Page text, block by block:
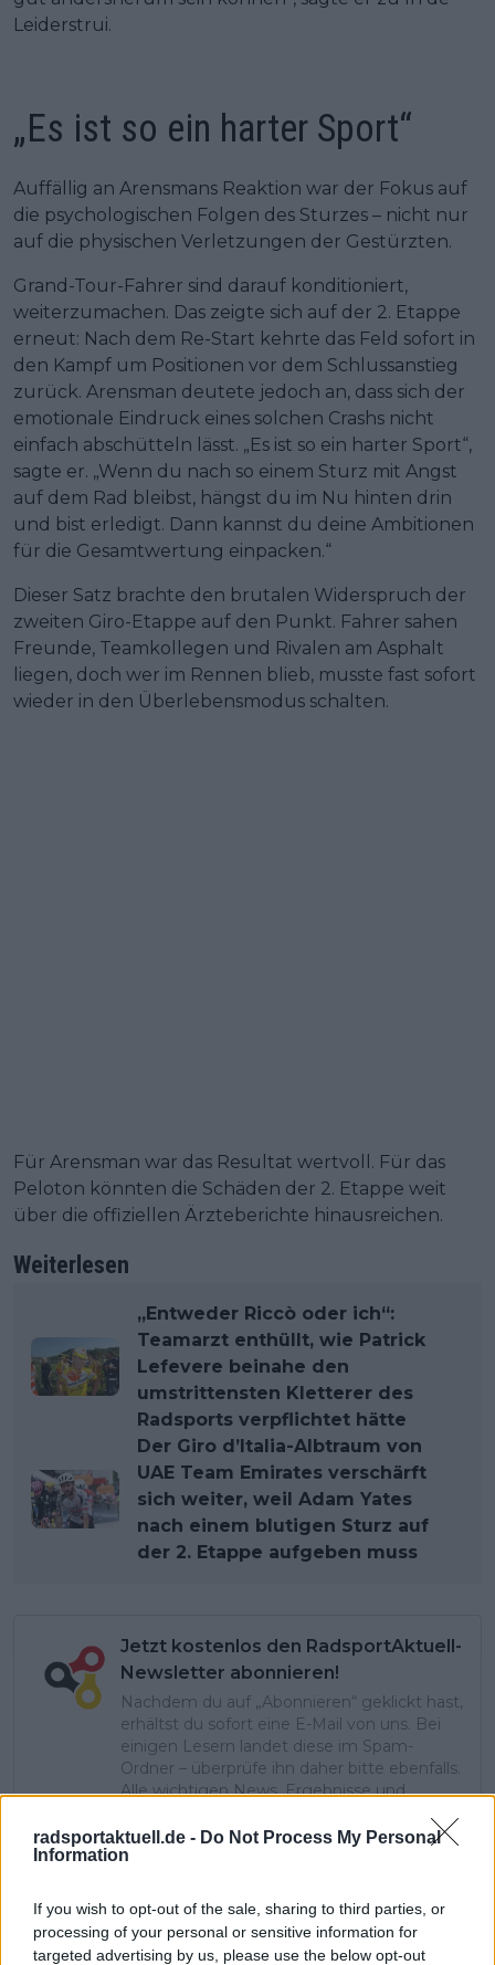
radsportaktuell.de - Do Not Process My Personal
Information
If you wish to opt-out of the sale, sharing to third parties, or
processing of your personal or sensitive information for
targeted advertising by us, please use the below opt-out
Leiderstrui.
„Es ist so ein harter Sport“
Auffällig an Arensmans Reaktion war der Fokus auf
die psychologischen Folgen des Sturzes – nicht nur
auf die physischen Verletzungen der Gestürzten.
Grand-Tour-Fahrer sind darauf konditioniert,
weiterzumachen. Das zeigte sich auf der 2. Etappe
erneut: Nach dem Re-Start kehrte das Feld sofort in
den Kampf um Positionen vor dem Schlussanstieg
zurück. Arensman deutete jedoch an, dass sich der
emotionale Eindruck eines solchen Crashs nicht
einfach abschütteln lässt. „Es ist so ein harter Sport“,
sagte er. „Wenn du nach so einem Sturz mit Angst
auf dem Rad bleibst, hängst du im Nu hinten drin
und bist erledigt. Dann kannst du deine Ambitionen
für die Gesamtwertung einpacken.“
Dieser Satz brachte den brutalen Widerspruch der
zweiten Giro-Etappe auf den Punkt. Fahrer sahen
Freunde, Teamkollegen und Rivalen am Asphalt
liegen, doch wer im Rennen blieb, musste fast sofort
wieder in den Überlebensmodus schalten.
Für Arensman war das Resultat wertvoll. Für das
Peloton könnten die Schäden der 2. Etappe weit
über die offiziellen Ärzteberichte hinausreichen.
Weiterlesen
„Entweder Riccò oder ich“:
Teamarzt enthüllt, wie Patrick
Lefevere beinahe den
umstrittensten Kletterer des
Radsports verpflichtet hätte
Der Giro d’Italia-Albtraum von
UAE Team Emirates verschärft
sich weiter, weil Adam Yates
nach einem blutigen Sturz auf
der 2. Etappe aufgeben muss
Jetzt kostenlos den RadsportAktuell-
Newsletter abonnieren!
Nachdem du auf „Abonnieren“ geklickt hast,
erhältst du sofort eine E-Mail von uns. Bei
einigen Lesern landet diese im Spam-
Ordner – überprüfe ihn daher bitte ebenfalls.
Alle wichtigen News, Ergebnisse und
Mail.
Abonnieren